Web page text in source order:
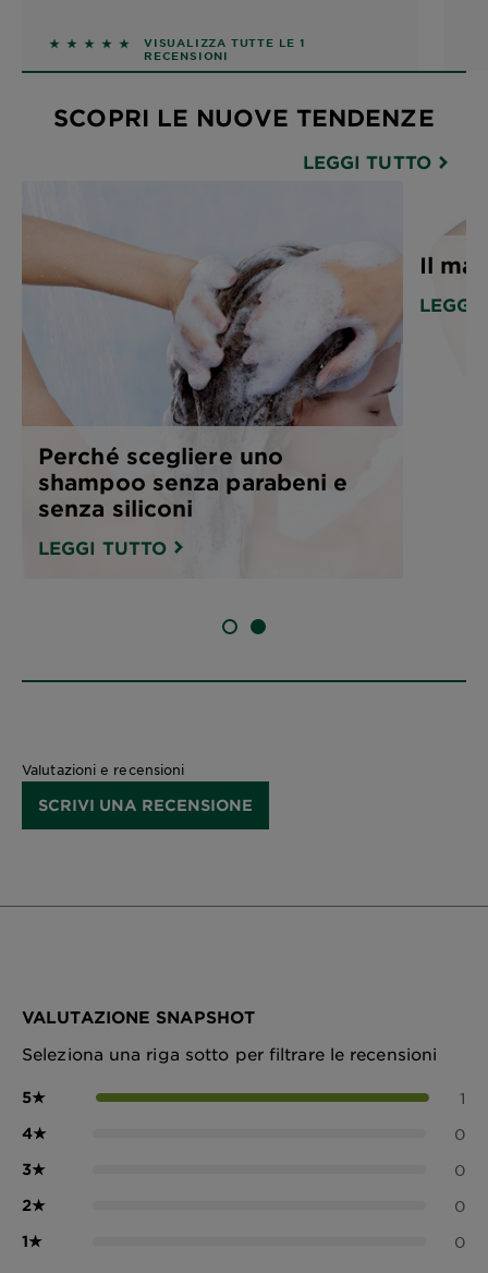
5 out of 5 stars based on reviews
VISUALIZZA TUTTE LE 1
RECENSIONI
SCOPRI LE NUOVE TENDENZE
LEGGI TUTTO
Perché scegliere uno
shampoo senza parabeni e
senza siliconi
LEGGI TUTTO
Il
LEGGI
SLIDE 1SLIDE 2
Valutazioni e recensioni
SCRIVI UNA RECENSIONE
VALUTAZIONE SNAPSHOT
Seleziona una riga sotto per filtrare le recensioni
5★ 1
4★ 0
3★ 0
2★ 0
1★ 0